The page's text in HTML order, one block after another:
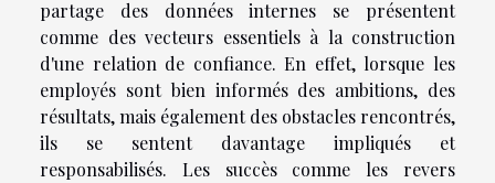
partage des données internes se présentent
comme des vecteurs essentiels à la construction
d'une relation de confiance. En effet, lorsque les
employés sont bien informés des ambitions, des
résultats, mais également des obstacles rencontrés,
ils se sentent davantage impliqués et
responsabilisés. Les succès comme les revers